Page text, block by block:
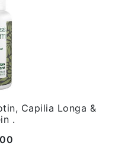
Capilia Longa &
.